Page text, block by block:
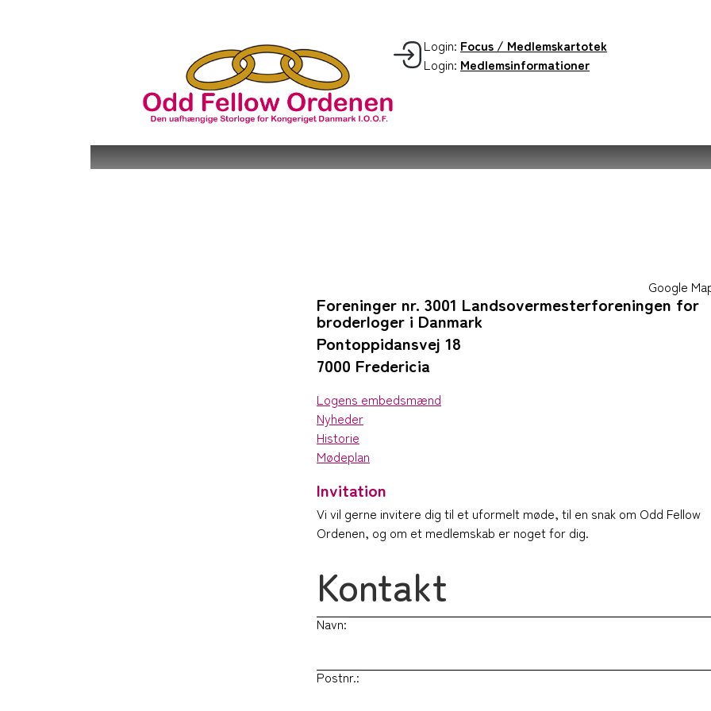
Login: Focus / Medlemskartotek
Login: Medlemsinformationer
Google
Foreninger nr. 3001 Landsovermesterforeningen for
broderloger i Danmark
Pontoppidansvej 18
7000 Fredericia
Logens embedsmænd
Nyheder
Historie
Mødeplan
Invitation
Vi vil gerne invitere dig til et uformelt møde, til en snak om Odd Fellow
Ordenen, og om et medlemskab er noget for dig.
Kontakt
Navn:
Postnr.: